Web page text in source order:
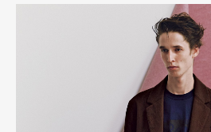
Pen Meet
Pen international